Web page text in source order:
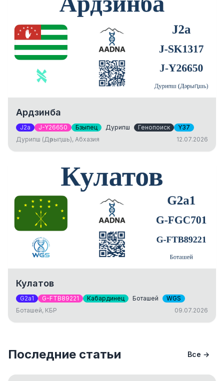
Ардзинба
J2a J-Y26650 Бзыпец Дурипш Генопоиск
Y37
Дурипш (Дәрыԥшь), Абхазия
12.07.2026
Кулатов
G2a1 G-FTB89221 Кабардинец Боташей
WGS
Боташей, КБР
09.07.2026
Последние статьи Все →